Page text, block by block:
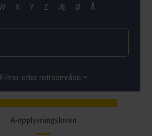
Filtrer etter rettsområde
A-opplysningsloven